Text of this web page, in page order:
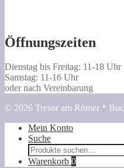
Öffnungszeiten
Dienstag bis Freitag: 11-18 Uhr
Samstag: 11-16 Uhr
oder nach Vereinbarung
© 2026 Tresor am Römer *
Mein Konto
Suche
Suche
nach:
Warenkorb 0